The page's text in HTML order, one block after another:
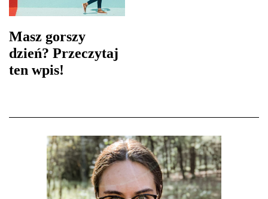
Masz gorszy
dzień? Przeczytaj
ten wpis!